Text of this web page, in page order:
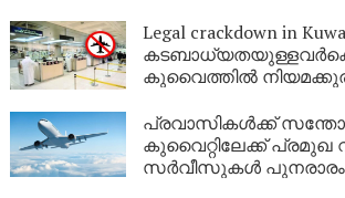
Legal crackdown in
കുവൈത്തിൽ
യാത്രാവിലക്ക്
പ്രവാസികൾക്ക്
കുവൈറ്റിലേക്ക് പ്രമുഖ
സർവീസുകൾ